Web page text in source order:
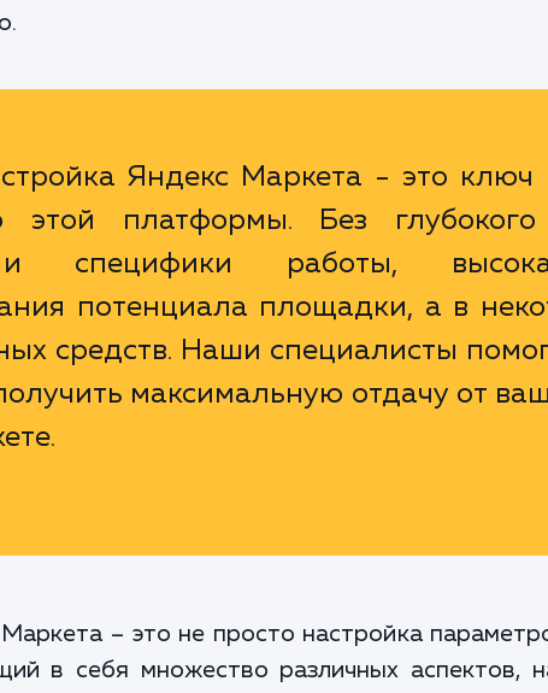
Яндекс Маркета - это ключ
этой платформы. Без
специфики работы, высока
потенциала площадки, а в
средств. Наши специалисты
максимальную отдачу от
– это не просто настройка
в себя множество различных аспектов,